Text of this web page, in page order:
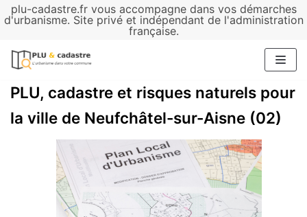
plu-cadastre.fr vous accompagne dans vos démarches
d'urbanisme. Site privé et indépendant de l'administration
française.
Aller
contenu
PLU, cadastre et risques naturels pour
la ville de Neufchâtel-sur-Aisne (02)